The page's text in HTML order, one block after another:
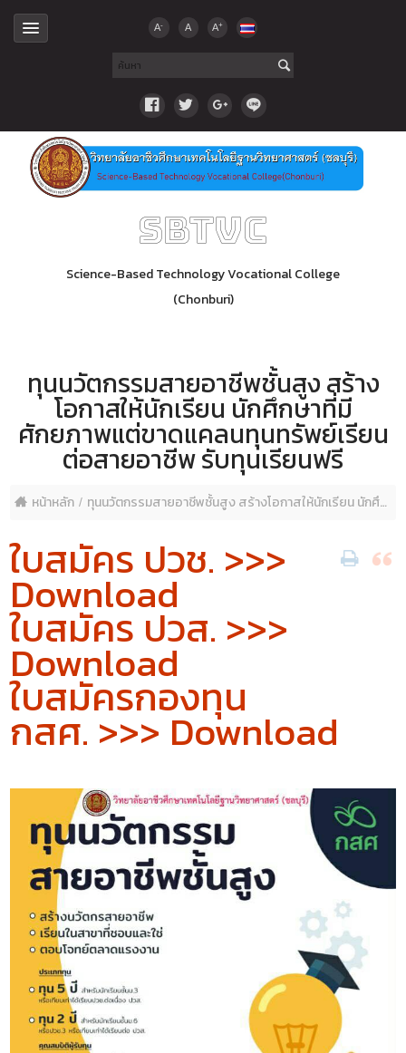
A- A A+
SBTVC
Science-Based Technology Vocational College
(Chonburi)
ทุนนวัตกรรมสายอาชีพชั้นสูง สร้าง
โอกาสให้นักเรียน นักศึกษาที่มี
ศักยภาพแต่ขาดแคลนทุนทรัพย์เรียน
ต่อสายอาชีพ รับทุนเรียนฟรี
หน้าหลัก ทุนนวัตกรรมสายอาชีพชั้นสูง สร้างโอกาสให้นักเรียน นักศึกษาที่มีศักยภาพแต่ขาดแคลนทุนทรัพย์เรียนต่อสายอาชีพ รับทุนเรียนฟรี
ใบสมัคร ปวช. >>>
Download
ใบสมัคร ปวส. >>>
Download
ใบสมัครกองทุน
กสศ. >>> Download